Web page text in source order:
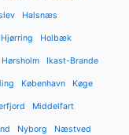
Halsnæs
Hjørring Holbæk
Hørsholm Ikast-Brande
København Køge
Middelfart
Nyborg Næstved